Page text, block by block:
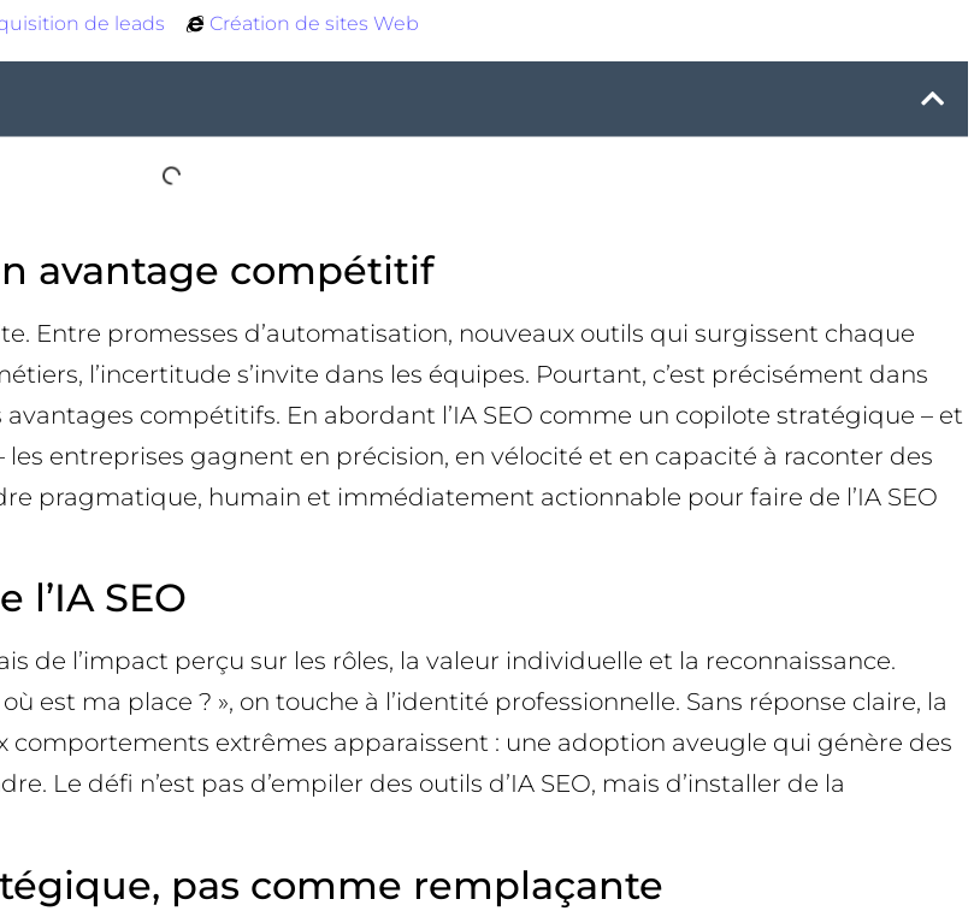
de leads Création de sites Web
avantage compétitif
Entre promesses d’automatisation, nouveaux outils qui surgissent chaque
l’incertitude s’invite dans les équipes. Pourtant, c’est précisément dans
compétitifs. En abordant l’IA SEO comme un copilote stratégique – et
entreprises gagnent en précision, en vélocité et en capacité à raconter des
pragmatique, humain et immédiatement actionnable pour faire de l’IA SEO
SEO
de l’impact perçu sur les rôles, la valeur individuelle et la reconnaissance.
est ma place ? », on touche à l’identité professionnelle. Sans réponse claire, la
extrêmes apparaissent : une adoption aveugle qui génère des
Le défi n’est pas d’empiler des outils d’IA SEO, mais d’installer de la
pas comme remplaçante